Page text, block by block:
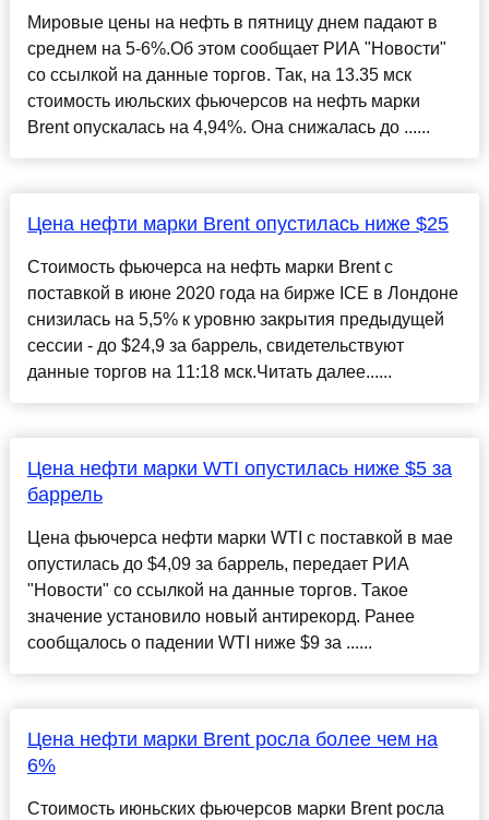
Мировые цены на нефть в пятницу днем падают в
среднем на 5-6%.Об этом сообщает РИА "Новости"
со ссылкой на данные торгов. Так, на 13.35 мск
стоимость июльских фьючерсов на нефть марки
Brent опускалась на 4,94%. Она снижалась до ......
Цена нефти марки Brent опустилась ниже $25
Стоимость фьючерса на нефть марки Brent с
поставкой в июне 2020 года на бирже ICE в Лондоне
снизилась на 5,5% к уровню закрытия предыдущей
сессии - до $24,9 за баррель, свидетельствуют
данные торгов на 11:18 мск.Читать далее......
Цена нефти марки WTI опустилась ниже $5 за
баррель
Цена фьючерса нефти марки WTI с поставкой в мае
опустилась до $4,09 за баррель, передает РИА
"Новости" со ссылкой на данные торгов. Такое
значение установило новый антирекорд. Ранее
сообщалось о падении WTI ниже $9 за ......
Цена нефти марки Brent росла более чем на
6%
Стоимость июньских фьючерсов марки Brent росла